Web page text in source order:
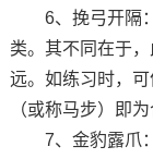
6、挽弓开隔：
类。其不同在于
远。如练习时，
（或称马步）即
7、金豹露爪：